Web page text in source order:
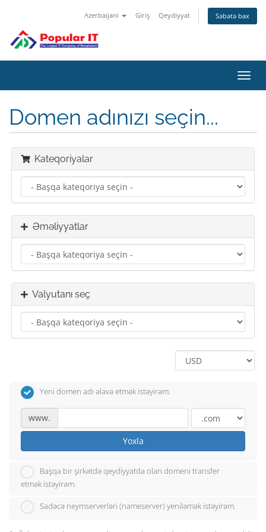
Azerbaijani Giriş Qeydiyyat Səbətə bax
keçid
Domen adınızı seçin...
Kateqoriyalar
Əməliyyatlar
Valyutanı seç
Yeni domen adı əlavə etmək istəyirəm.
www.
Yoxla
Başqa bir şirkətdə qeydiyyatda olan domeni transfer
etmək istəyirəm.
Sadəcə neymserverləri (nameserver) yeniləmək istəyirəm.